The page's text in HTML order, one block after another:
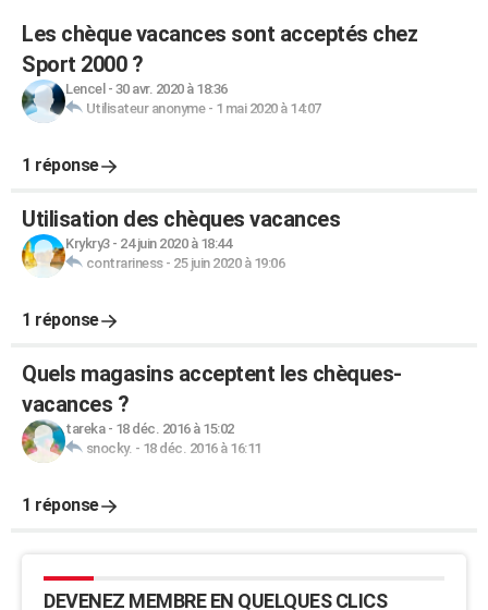
Les chèque vacances sont acceptés chez
Sport 2000 ?
Lencel - 30 avr. 2020 à 18:36
Utilisateur anonyme- 1 mai 2020 à 14:07
1 réponse
Utilisation des chèques vacances
Krykry3- 24 juin 2020 à 18:44
contrariness- 25 juin 2020 à 19:06
1 réponse
Quels magasins acceptent les chèques-
vacances ?
tareka- 18 déc. 2016 à 15:02
snocky. - 18 déc. 2016 à 16:11
1 réponse
DEVENEZ MEMBRE EN QUELQUES CLICS